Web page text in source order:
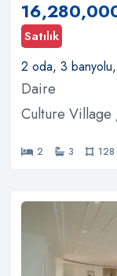
Satılık
2 oda, 3
Daire
Culture
2 3 128